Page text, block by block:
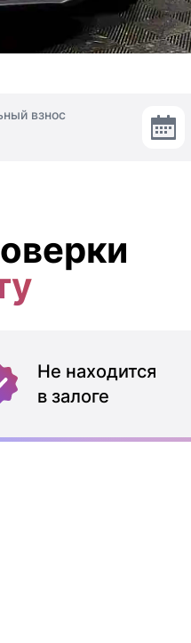
взнос
Не находится
в залоге